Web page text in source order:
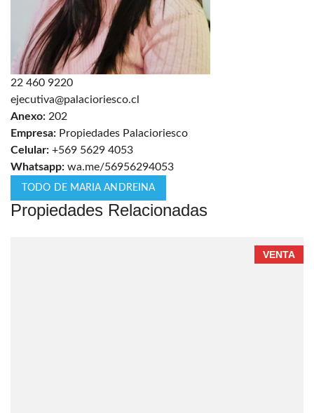
22 460 9220
ejecutiva@palacioriesco.cl
Anexo: 202
Empresa: Propiedades Palacioriesco
Celular: +569 5629 4053
Whatsapp: wa.me/56956294053
TODO DE MARIA ANDREINA
Propiedades Relacionadas
VENTA